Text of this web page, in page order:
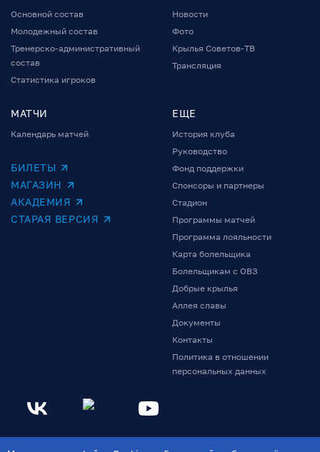
Основной состав
Молодежный состав
Тренерско-административный
состав
Статистика игроков
Новости
Фото
Крылья Советов-ТВ
Трансляция
МАТЧИ
Календарь матчей
БИЛЕТЫ
МАГАЗИН
АКАДЕМИЯ
СТАРАЯ ВЕРСИЯ
ЕЩЕ
История клуба
Руководство
Фонд поддержки
Спонсоры и партнеры
Стадион
Программы матчей
Программа лояльности
Карта болельщика
Болельщикам с ОВЗ
Добрые крылья
Аллея славы
Документы
Контакты
Политика в отношении
персональных данных